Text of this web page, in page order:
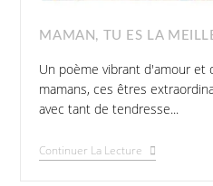
MAMAN, TU ES LA
Un poème vibrant d'amour et
mamans, ces êtres
avec tant de tendresse...
Continuer La Lecture